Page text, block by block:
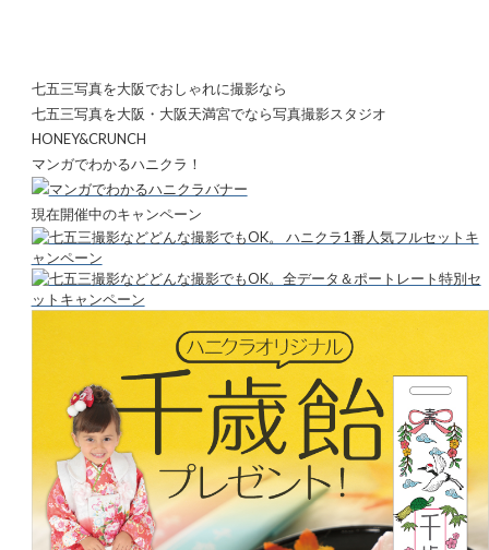
七五三写真を大阪でおしゃれに撮影なら
七五三写真を大阪・大阪天満宮でなら写真撮影スタジオ
HONEY&CRUNCH
マンガでわかるハニクラ！
現在開催中のキャンペーン